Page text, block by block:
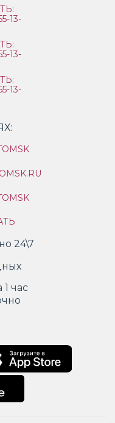
13-
13-
13-
24\7
1 час